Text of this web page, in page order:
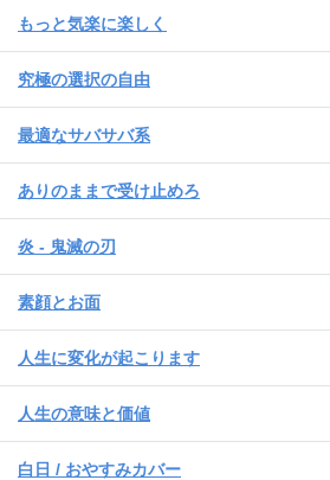
もっと気楽に楽しく
究極の選択の自由
最適なサバサバ系
ありのままで受け止めろ
炎 - 鬼滅の刃
素顔とお面
人生に変化が起こります
人生の意味と価値
白日 / おやすみカバー